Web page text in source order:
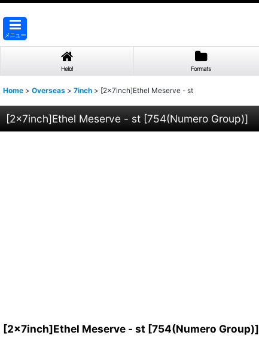
メニュー
Hello! Formats
Home > Overseas > 7inch > [2×7inch]Ethel Meserve - st
[2×7inch]Ethel Meserve - st [754(Numero Group)]
[2×7inch]Ethel Meserve - st [754(Numero Group)]